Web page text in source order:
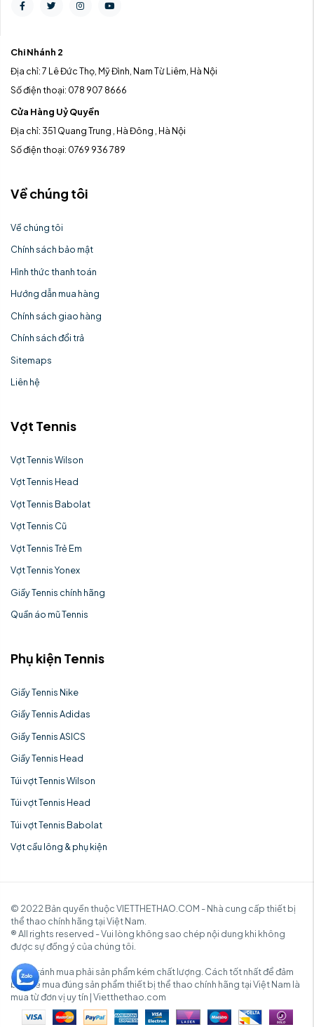
Chi Nhánh 2
Địa chỉ: 7 Lê Đức Thọ, Mỹ Đình, Nam Từ Liêm, Hà Nội
Số điện thoại: 078 907 8666
Cửa Hàng Uỷ Quyền
Địa chỉ: 351 Quang Trung , Hà Đông , Hà Nội
Số điện thoại: 0769 936 789
Về chúng tôi
Về chúng tôi
Chính sách bảo mật
Hình thức thanh toán
Hướng dẫn mua hàng
Chính sách giao hàng
Chính sách đổi trả
Sitemaps
Liên hệ
Vợt Tennis
Vợt Tennis Wilson
Vợt Tennis Head
Vợt Tennis Babolat
Vợt Tennis Cũ
Vợt Tennis Trẻ Em
Vợt Tennis Yonex
Giầy Tennis chính hãng
Quần áo mũ Tennis
Phụ kiện Tennis
Giầy Tennis Nike
Giầy Tennis Adidas
Giầy Tennis ASICS
Giầy Tennis Head
Túi vợt Tennis Wilson
Túi vợt Tennis Head
Túi vợt Tennis Babolat
Vợt cầu lông & phụ kiện
© 2022 Bản quyền thuộc VIETTHETHAO.COM - Nhà cung cấp thiết bị
thể thao chính hãng tại Việt Nam.
® All rights reserved - Vui lòng không sao chép nội dung khi không
được sự đồng ý của chúng tôi.
✓ Để tránh mua phải sản phẩm kém chất lượng. Cách tốt nhất để đảm
bảo để mua đúng sản phẩm thiết bị thể thao chính hãng tại Việt Nam là
mua từ đơn vị uy tín | Vietthethao.com